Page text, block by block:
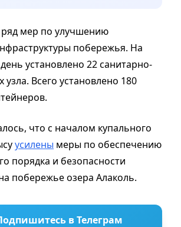
мер по улучшению
побережья. На
установлено 22 санитарно-
узла. Всего установлено 180
что с началом купального
усилены меры по обеспечению
порядка и безопасности
побережье озера Алаколь.
в Телеграм